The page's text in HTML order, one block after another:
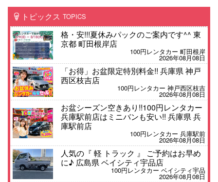
トピックス TOPICS
格・安!!!夏休みパックのご案内です^^ 東
京都 町田根岸店
100円レンタカー 町田根岸
2026年08月08日
「お得」お盆限定特別料金!! 兵庫県 神戸
西区枝吉店
100円レンタカー 神戸西区枝吉
2026年08月08日
お盆シーズン空きあり!!100円レンタカー
兵庫駅前店はミニバンも安い!! 兵庫県 兵
庫駅前店
100円レンタカー 兵庫駅前
2026年08月08日
人気の『 軽 トラック 』 ご予約はお早め
に♪ 広島県 ベイシティ宇品店
100円レンタカー ベイシティ宇品
2026年08月08日